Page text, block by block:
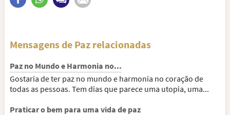
Mensagens de Paz relacionadas
Paz no Mundo e Harmonia no...
Gostaria de ter paz no mundo e harmonia no coração de
todas as pessoas. Tem dias que parece uma utopia, uma...
Praticar o bem para uma vida de paz